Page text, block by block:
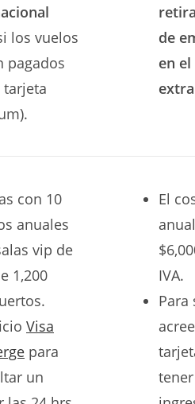
los vuelos
pagados
tarjeta
de
en el
con 10
anuales
vip de
1,200
Visa
para
un
El
IVA.
Para